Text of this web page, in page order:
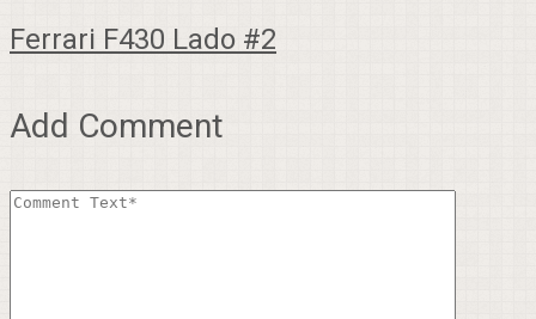
Ferrari F430 Lado #2
Add Comment